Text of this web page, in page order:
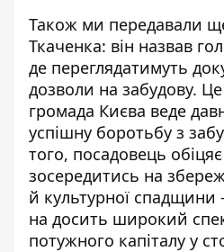
Також ми передавали
Ткаченка: він назвав
де переглядатимуть
дозволи на забудову. Це
громада Києва веде
успішну боротьбу з
того, посадовець
зосередитись на
й культурної спадщини
на досить широкий
потужного капіталу у